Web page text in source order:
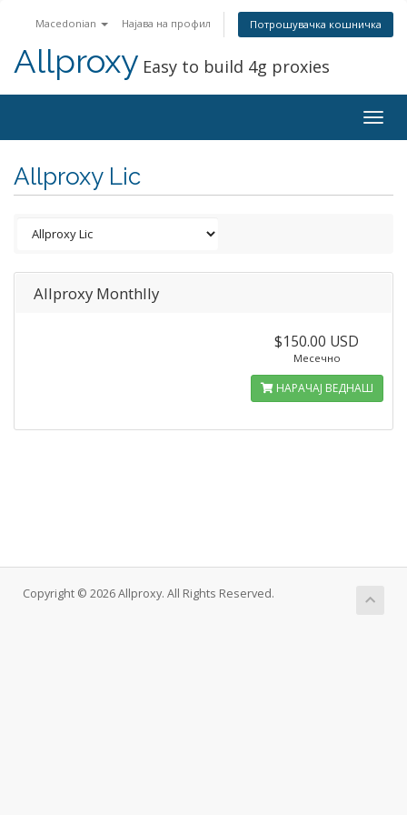
Macedonian Најава на профил Потрошувачка кошничка
Allproxy Easy to build 4g proxies
Allproxy Lic
Allproxy Monthlly
$150.00 USD
Месечно
НАРАЧАЈ ВЕДНАШ
Copyright © 2026 Allproxy. All Rights Reserved.